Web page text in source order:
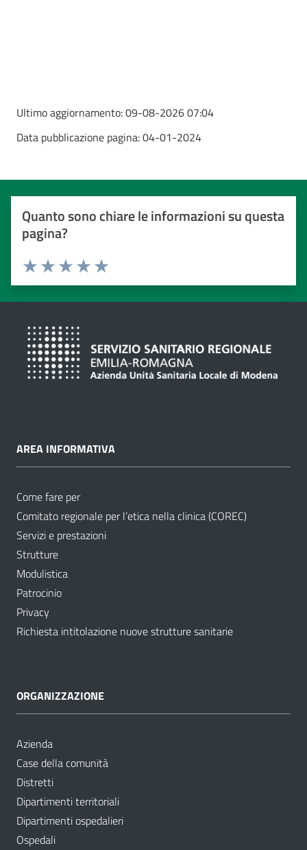
Ultimo aggiornamento:09-08-2026 07:04
Data pubblicazione pagina:04-01-2024
Quanto sono chiare le informazioni su questa
pagina?
Valuta da 1 a 5 stelle
Valuta 5 stelle su 5
Valuta 4 stelle su 5
Valuta 3 stelle su 5
Valuta 2 stelle su 5
Valuta 1 stelle su 5
AREA INFORMATIVA
Come fare per
Comitato regionale per l’etica nella clinica (COREC)
Servizi e prestazioni
Strutture
Modulistica
Patrocinio
Privacy
Richiesta intitolazione nuove strutture sanitarie
ORGANIZZAZIONE
Azienda
Case della comunità
Distretti
Dipartimenti territoriali
Dipartimenti ospedalieri
Ospedali